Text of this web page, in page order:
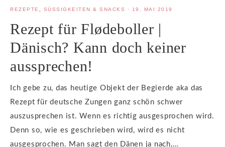
REZEPTE, SÜSSIGKEITEN & SNACKS · 19. MAI 2019
Rezept für Flødeboller |
Dänisch? Kann doch keiner
aussprechen!
Ich gebe zu, das heutige Objekt der Begierde aka das
Rezept für deutsche Zungen ganz schön schwer
auszusprechen ist. Wenn es richtig ausgesprochen wird.
Denn so, wie es geschrieben wird, wird es nicht
ausgesprochen. Man sagt den Dänen ja nach,…